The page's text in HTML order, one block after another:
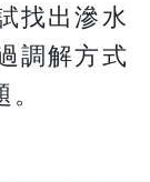
找出滲水
調解方式